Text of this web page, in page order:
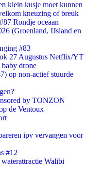
klein kusje moet kunnen
kneuzing of breuk
Rondje oceaan
(Groenland, IJsland en
#83
27 Augustus Netflix/YT
drone
op non-actief stuurde
by TONZON
de Ventoux
ipv vervangen voor
#12
Walibi